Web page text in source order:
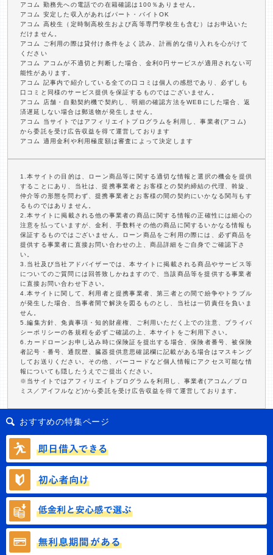
アコム 勤務先への電話での在籍確認は100％ありません。
アコム 安定した収入があればパート・バイトOK
アコム 高校生（定時制高校生および高等専門学校生も含む）はお申込いた
だけません。
アコム ご利用の際は貸付け条件をよく読み、計画的な借り入れを心がけて
ください
アコム アコムが不適切と判断した場合、金利0円サービスが適用されない可
能性があります。
アコム 記事内で紹介している全ての口コミは個人の感想であり、必ずしも
口コミと同様のサービス提供を保証するものではございません。
アコム 店舗・自動契約機で契約し、明細の確認方法をWEBにした場合、返
済遅延しない場合は郵送物が発生しません。
アコム 当サイトではアフィリエイトプログラムを利用し、事業者(アコム)
から委託を受け広告収益を得て運営しております
アコム 適用金利や利用極度額は審査によって決定します
1.本サイトの目的は、ローン商品等に関する適切な情報と選択の機会を提供
することにあり、当社は、提携事業者とお客様との契約締結の代理、斡旋、
仲介等の形態を問わず、提携事業者とお客様の間の契約にいかなる関与もす
るものではありません。
2.本サイトに掲載される他の事業者の商品に関する情報の正確性には細心の
注意を払っていますが、金利、手数料その他の商品に関するいかなる情報も
保証するものではございません。ローン商品をご利用の際には、必ず商品を
提供する事業者に直接お問い合わせの上、商品詳細をご自身でご確認下さ
い。
3.当社及び当社アドバイザーでは、本サイトに掲載される商品やサービス等
についてのご質問には回答致しかねますので、当該商品等を提供する事業者
に直接お問い合わせ下さい。
4.本サイトに関して、利用者と提携事業者、第三者との間で紛争やトラブル
が発生した場合、当事者間で解決を図るものとし、当社は一切責任を負いま
せん。
5.編集方針、免責事項・知的財産権、ご利用いただく上での注意、プライバ
シーポリシーの各規程を必ずご確認の上、本サイトをご利用下さい。
6.カードローンお申し込み時に保険証を提出する場合、保険者番号、被保険
者記号・番号、通院歴、臓器提供意思確認欄に記載がある場合はマスキング
してお送りください。その他、バーコードなど個人情報にアクセス可能な情
報についても隠したうえでご提出ください。
※当サイトではアフィリエイトプログラムを利用し、事業者(アコム／プロ
ミス／アイフルなど)から委託を受け広告収益を得て運営しております。
おすすめの特集ページ